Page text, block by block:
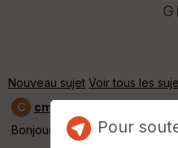
Nouveau sujet Voir tous les
C
cmanu7604
Bonjour,
Pour